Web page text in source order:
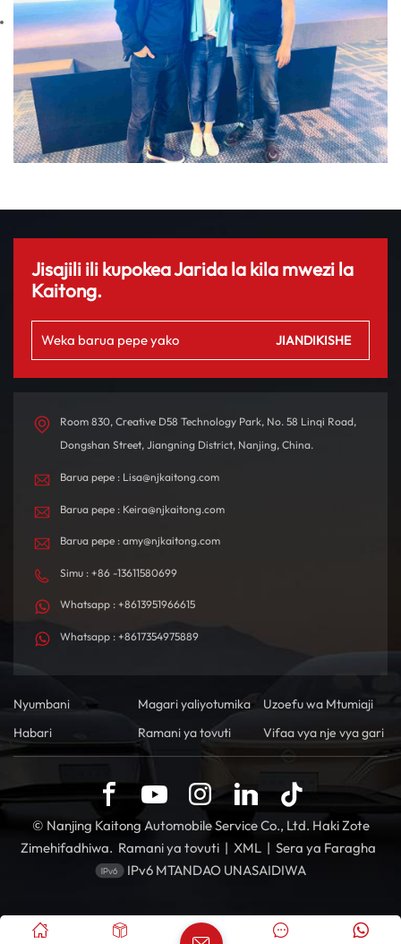
Jisajili ili kupokea Jarida la kila mwezi la
Kaitong.
Room 830, Creative D58 Technology Park, No. 58 Linqi Road,
Dongshan Street, Jiangning District, Nanjing, China.
Barua pepe : Lisa@njkaitong.com
Barua pepe : Keira@njkaitong.com
Barua pepe : amy@njkaitong.com
Simu : +86 -13611580699
Whatsapp : +8613951966615
Whatsapp : +8617354975889
Nyumbani Magari yaliyotumika
Uzoefu wa Mtumiaji
Habari
Ramani ya tovuti Vifaa vya nje vya gari
© Nanjing Kaitong Automobile Service Co., Ltd. Haki Zote
Zimehifadhiwa. Ramani ya tovuti | XML | Sera ya Faragha
IPv6 MTANDAO UNASAIDIWA